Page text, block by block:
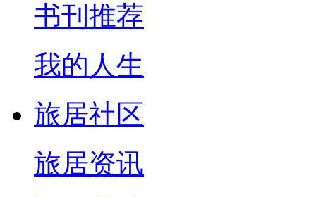
书刊推荐
我的人生
旅居社区
旅居资讯